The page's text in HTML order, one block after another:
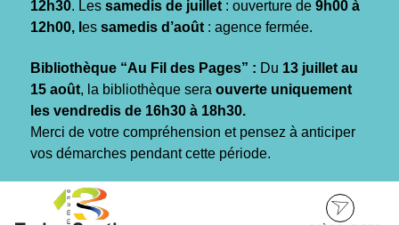
12h30. Les samedis de juillet : ouverture de 9h00 à
12h00, l es samedis d’août : agence fermée.
Bibliothèque “Au Fil des Pages” : Du 13 juillet au
15 août, la bibliothèque sera ouverte uniquement
les vendredis de 16h30 à 18h30.
Merci de votre compréhension et pensez à anticiper
vos démarches pendant cette période.